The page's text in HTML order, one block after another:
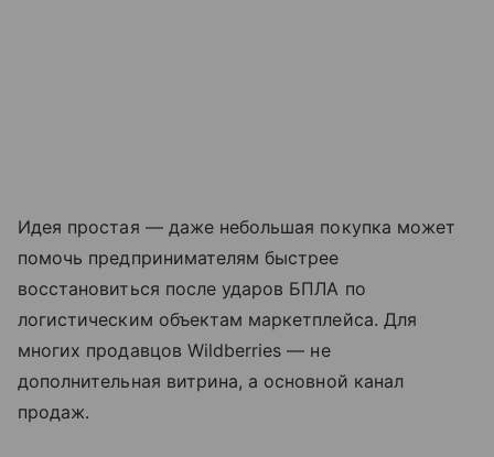
Идея простая — даже небольшая покупка может
помочь предпринимателям быстрее
восстановиться после ударов БПЛА по
логистическим объектам маркетплейса. Для
многих продавцов Wildberries — не
дополнительная витрина, а основной канал
продаж.